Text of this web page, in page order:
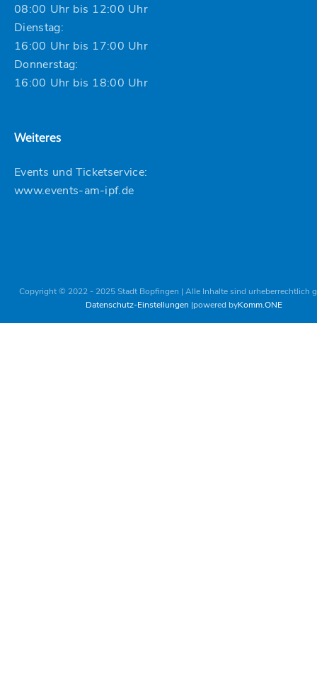
08:00 Uhr bis 12:00 Uhr
Dienstag:
16:00 Uhr bis 17:00 Uhr
Donnerstag:
16:00 Uhr bis 18:00 Uhr
Weiteres
Events und Ticketservice:
www.events-am-ipf.de
Copyright © 2022 - 2025 Stadt Bopfingen | Alle Inhalte sind urheberrechtlich
Datenschutz-Einstellungen powered byKomm.ONE